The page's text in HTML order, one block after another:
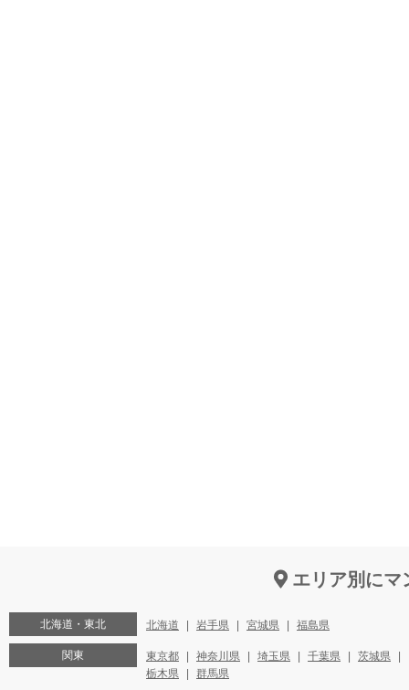
エリア別にマ
北海道・東北 北海道 岩手県 宮城県 福島県
関東 東京都 神奈川県 埼玉県 千葉県
茨城県
栃木県
群馬県